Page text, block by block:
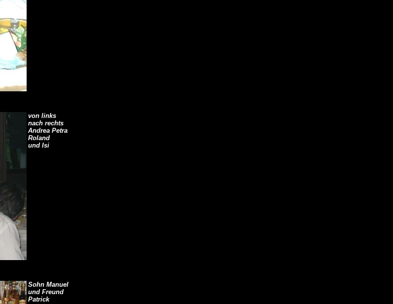
von links
nach rechts
Andrea Petra
Roland
und Isi
Sohn Manuel
und Freund
Patrick